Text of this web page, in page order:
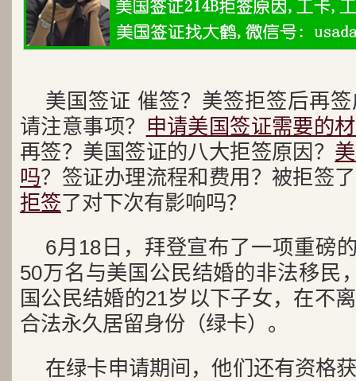
美国签证 催签？美签拒签后再
请注意事项？ 申请美国签证需要的
再签？美国签证的八大拒签原因？
吗？签证办理流程和费用？被拒签
拒签了对下次有影响吗？
6月18日，拜登宣布了一项重磅
50万名与美国公民结婚的非法移民
国公民结婚的21岁以下子女，在不
合法永久居留身份（绿卡）。
在绿卡申请期间，他们还有资格